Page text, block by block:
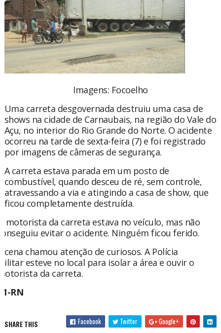
Imagens: Focoelho
Uma carreta desgovernada destruiu uma casa de
shows na cidade de Carnaubais, na região do Vale do
Açu, no interior do Rio Grande do Norte. O acidente
ocorreu na tarde de sexta-feira (7) e foi registrado
por imagens de câmeras de segurança.
A carreta estava parada em um posto de
combustível, quando desceu de ré, sem controle,
atravessando a via e atingindo a casa de show, que
ficou completamente destruída.
motorista da carreta estava no veículo, mas não
evitar o acidente. Ninguém ficou ferido.
cena chamou atenção de curiosos. A Polícia
esteve no local para isolar a área e ouvir o
da carreta.
RN
SHARE THIS Facebook Twitter Google+